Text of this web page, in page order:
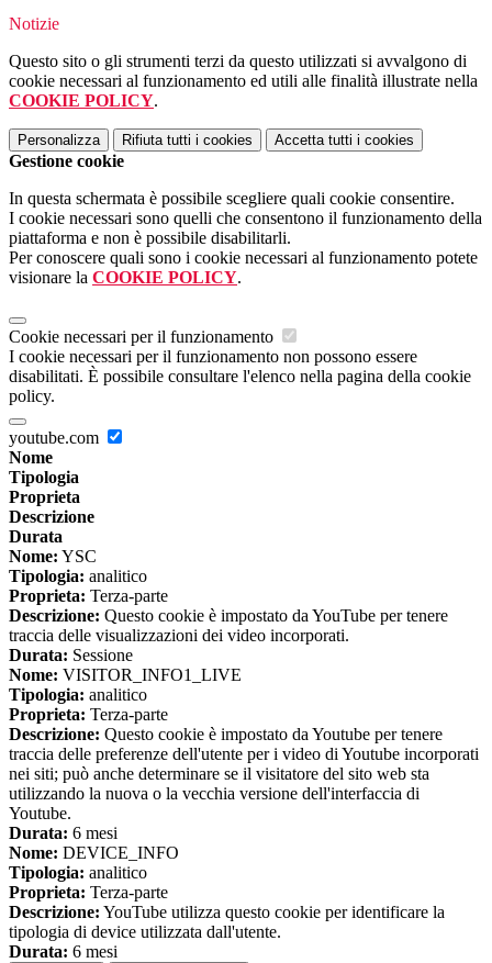
Notizie
Questo sito o gli strumenti terzi da questo utilizzati si avvalgono di
cookie necessari al funzionamento ed utili alle finalità illustrate nella
COOKIE POLICY.
Personalizza Rifiuta tutti i cookies Accetta tutti i cookies
Gestione cookie
In questa schermata è possibile scegliere quali cookie consentire.
I cookie necessari sono quelli che consentono il funzionamento della
piattaforma e non è possibile disabilitarli.
Per conoscere quali sono i cookie necessari al funzionamento potete
visionare la COOKIE POLICY.
Cookie necessari per il funzionamento
I cookie necessari per il funzionamento non possono essere
disabilitati. È possibile consultare l'elenco nella pagina della cookie
policy.
youtube.com
Nome
Tipologia
Proprieta
Descrizione
Durata
Nome: YSC
Tipologia: analitico
Proprieta: Terza-parte
Descrizione: Questo cookie è impostato da YouTube per tenere
traccia delle visualizzazioni dei video incorporati.
Durata: Sessione
Nome: VISITOR_INFO1_LIVE
Tipologia: analitico
Proprieta: Terza-parte
Descrizione: Questo cookie è impostato da Youtube per tenere
traccia delle preferenze dell'utente per i video di Youtube incorporati
nei siti; può anche determinare se il visitatore del sito web sta
utilizzando la nuova o la vecchia versione dell'interfaccia di
Youtube.
Durata: 6 mesi
Nome: DEVICE_INFO
Tipologia: analitico
Proprieta: Terza-parte
Descrizione: YouTube utilizza questo cookie per identificare la
tipologia di device utilizzata dall'utente.
Durata: 6 mesi